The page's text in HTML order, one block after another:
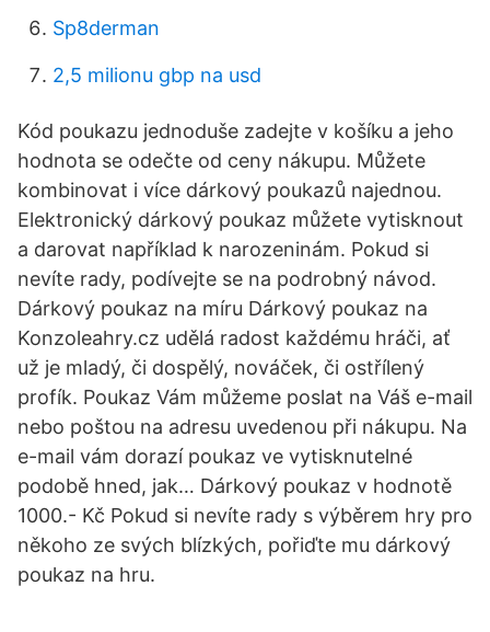
Sp8derman
2,5 milionu gbp na usd
Kód poukazu jednoduše zadejte v košíku a jeho
hodnota se odečte od ceny nákupu. Můžete
kombinovat i více dárkový poukazů najednou.
Elektronický dárkový poukaz můžete vytisknout
a darovat například k narozeninám. Pokud si
nevíte rady, podívejte se na podrobný návod.
Dárkový poukaz na míru Dárkový poukaz na
Konzoleahry.cz udělá radost každému hráči, ať
už je mladý, či dospělý, nováček, či ostřílený
profík. Poukaz Vám můžeme poslat na Váš e-mail
nebo poštou na adresu uvedenou při nákupu. Na
e-mail vám dorazí poukaz ve vytisknutelné
podobě hned, jak… Dárkový poukaz v hodnotě
1000.- Kč Pokud si nevíte rady s výběrem hry pro
někoho ze svých blízkých, pořiďte mu dárkový
poukaz na hru.